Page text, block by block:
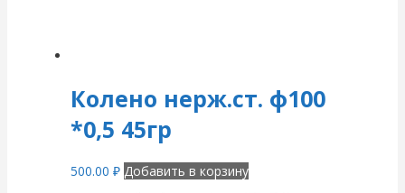
Колено нерж.ст. ф100
*0,5 45гр
500.00 ₽ Добавить в корзину